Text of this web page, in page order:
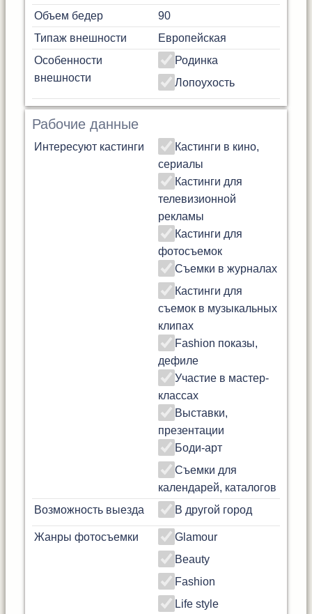
Объем бедер
90
Типаж внешности
Европейская
Особенности
внешности
Родинка
Лопоухость
Рабочие данные
Интересуют кастинги
Кастинги в кино,
сериалы
Кастинги для
телевизионной
рекламы
Кастинги для
фотосъемок
Съемки в журналах
Кастинги для
съемок в музыкальных
клипах
Fashion показы,
дефиле
Участие в мастер-
классах
Выставки,
презентации
Боди-арт
Съемки для
календарей, каталогов
Возможность выезда
В другой город
Жанры фотосъемки
Glamour
Beauty
Fashion
Life style